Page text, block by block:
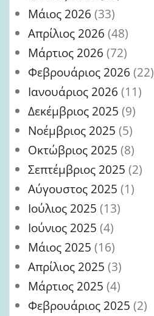
Μάιος 2026 (33)
Απρίλιος 2026 (48)
Μάρτιος 2026 (72)
Φεβρουάριος 2026 (22)
Ιανουάριος 2026 (11)
Δεκέμβριος 2025 (9)
Νοέμβριος 2025 (5)
Οκτώβριος 2025 (8)
Σεπτέμβριος 2025 (2)
Αύγουστος 2025 (1)
Ιούλιος 2025 (13)
Ιούνιος 2025 (4)
Μάιος 2025 (16)
Απρίλιος 2025 (3)
Μάρτιος 2025 (4)
Φεβρουάριος 2025 (2)